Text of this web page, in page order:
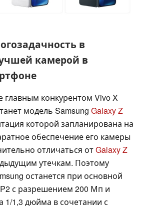
в
камерой в
конкурентом Vivo X
модель Samsung Galaxy Z
которой запланирована на
обеспечение его камеры
отличаться отGalaxy Z
утечкам. Поэтому
останется при основной
с разрешением 200 Мп и
1,3 дюйма в сочетании с